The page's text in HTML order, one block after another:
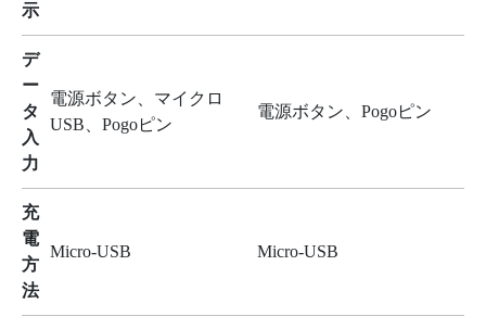
示
デ
ー
タ
入
力
電源ボタン、マイクロ
USB、Pogoピン
電源ボタン、Pogoピン
充
電
方
法
Micro-USB Micro-USB